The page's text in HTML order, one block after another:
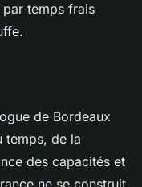
temps frais
de Bordeaux
temps, de la
des capacités et